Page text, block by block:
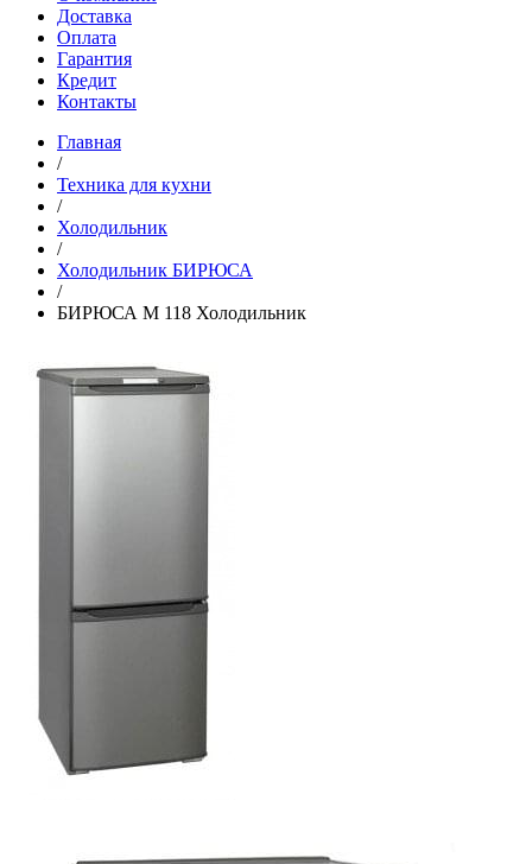
Доставка
Оплата
Гарантия
Кредит
Контакты
Главная
/
Техника для кухни
/
Холодильник
/
Холодильник БИРЮСА
/
БИРЮСА M 118 Холодильник